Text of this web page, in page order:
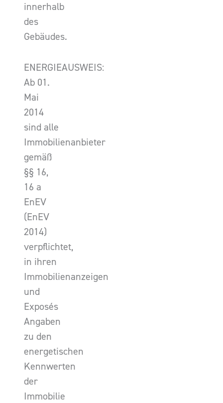
innerhalb
des
Gebäudes.
ENERGIEAUSWEIS:
Ab 01.
Mai
2014
sind alle
Immobilienanbieter
gemäß
§§ 16,
16 a
EnEV
(EnEV
2014)
verpflichtet,
in ihren
Immobilienanzeigen
und
Exposés
Angaben
zu den
energetischen
Kennwerten
der
Immobilie